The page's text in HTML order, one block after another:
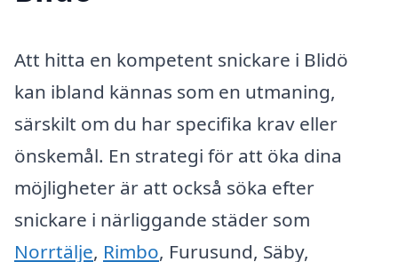
Att hitta en kompetent snickare i Blidö
kan ibland kännas som en utmaning,
särskilt om du har specifika krav eller
önskemål. En strategi för att öka dina
möjligheter är att också söka efter
snickare i närliggande städer som
Norrtälje, Rimbo, Furusund, Säby,